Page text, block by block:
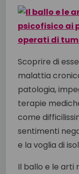
Scoprire di
malattia
patologia,
terapie
come
sentimenti
e la voglia di
Il ballo e le arti